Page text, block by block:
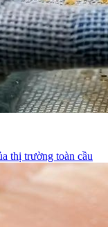
thị trường toàn cầu